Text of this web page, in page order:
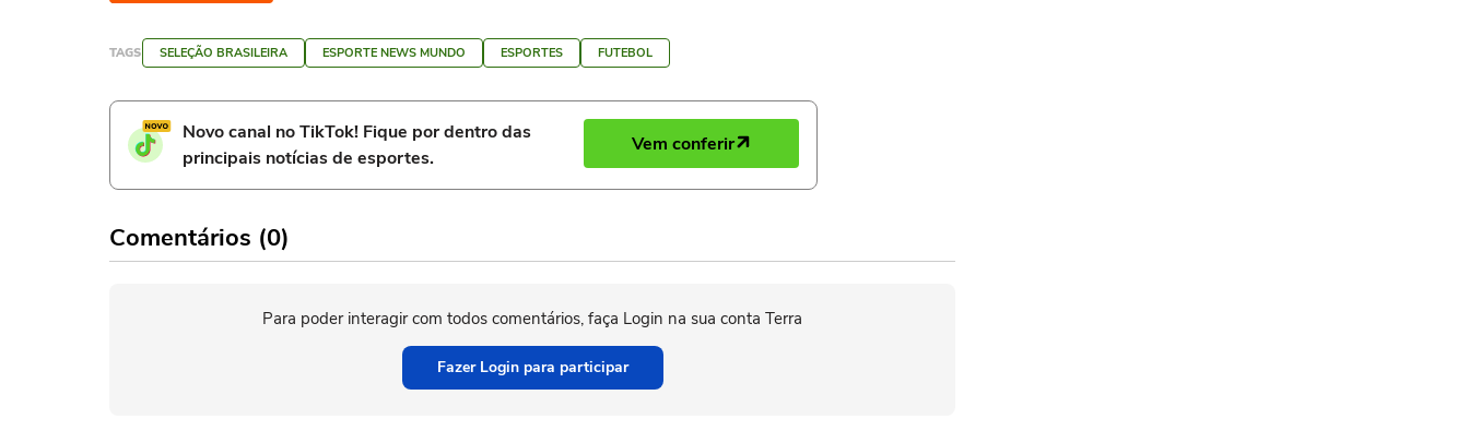
TAGS SELEÇÃO BRASILEIRA ESPORTE NEWS MUNDO ESPORTES FUTEBOL
Novo canal no TikTok! Fique por dentro das
principais notícias de esportes.
Vem conferir
Comentários (0)
Para poder interagir com todos comentários, faça Login na sua conta Terra
Fazer Login para participar